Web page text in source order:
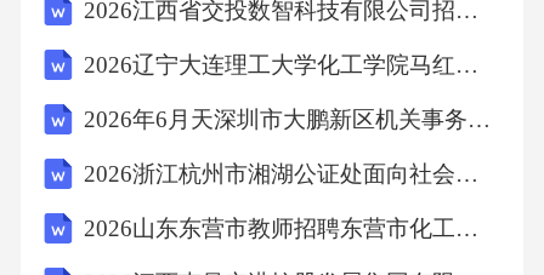
2026江西省交投数智科技有限公司招聘8人（第二批）考试参考题库及答案详解
2026辽宁大连理工大学化工学院马红卫团队科研助理招聘1人（自聘）考试参考题库及答案详解
2026年6月天深圳市大鹏新区机关事务管理中心招聘编外人员2人考试参考题库及答案详解
2026浙江杭州市湘湖公证处面向社会招聘3人笔试模拟试题及答案详解
2026山东东营市教师招聘东营市化工学校招聘7人考试模拟试题及答案详解